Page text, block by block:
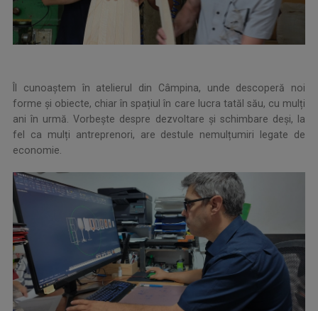
Îl cunoaștem în atelierul din Câmpina, unde descoperă noi
forme și obiecte, chiar în spațiul în care lucra tatăl său, cu mulți
ani în urmă. Vorbește despre dezvoltare și schimbare deși, la
fel ca mulți antreprenori, are destule nemulțumiri legate de
economie.